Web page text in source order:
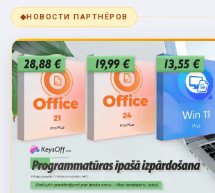
◆НОВОСТИ ПАРТНЁРОВ